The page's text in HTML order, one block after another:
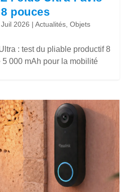
pouces
2026 |Actualités ,Objets
: test du pliable productif 8
000 mAh pour la mobilité